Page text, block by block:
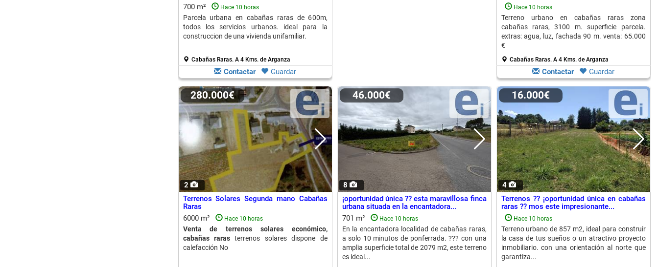
700 m²
Hace 10 horas
Parcela urbana en cabañas raras de 600m,
todos los servicios urbanos. ideal para la
construccion de una vivienda unifamiliar.
Cabañas Raras. A 4 Kms. de Arganza
Contactar Guardar
Hace 10 horas
Terreno urbano en cabañas raras zona
cabañas raras, 3100 m. superficie parcela.
extras: agua, luz, fachada 90 m. venta: 65.000
€
Cabañas Raras. A 4 Kms. de Arganza
Contactar Guardar
2
280.000€
Terrenos Solares Segunda mano Cabañas
Raras
6000 m²
Hace 10 horas
Venta de terrenos solares económico,
cabañas rarasterrenos solares dispone de
calefacción No
8
46.000€
¡oportunidad única ?? esta maravillosa finca
urbana situada en la encantadora...
701 m²
Hace 10 horas
En la encantadora localidad de cabañas raras,
a solo 10 minutos de ponferrada. ??? con una
amplia superficie total de 2079 m2, este terreno
es ideal...
4
16.000€
Terrenos ?? ¡oportunidad única en cabañas
raras ?? mos este impresionante...
Hace 10 horas
Terreno urbano de 857 m2, ideal para construir
la casa de tus sueños o un atractivo proyecto
inmobiliario. con una orientación al norte que
garantiza...